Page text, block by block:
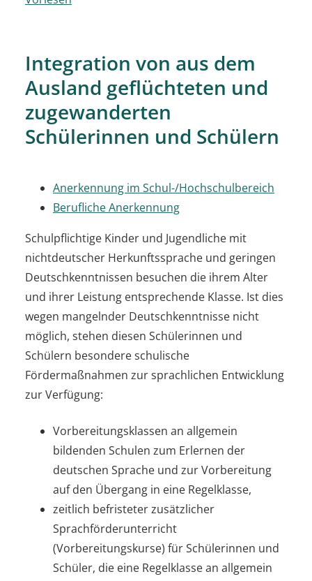
Integration von aus dem
Ausland geflüchteten und
zugewanderten
Schülerinnen und Schülern
Anerkennung im Schul-/Hochschulbereich
Berufliche Anerkennung
Schulpflichtige Kinder und Jugendliche mit
nichtdeutscher Herkunftssprache und geringen
Deutschkenntnissen besuchen die ihrem Alter
und ihrer Leistung entsprechende Klasse. Ist dies
wegen mangelnder Deutschkenntnisse nicht
möglich, stehen diesen Schülerinnen und
Schülern besondere schulische
Fördermaßnahmen zur sprachlichen Entwicklung
zur Verfügung:
Vorbereitungsklassen an allgemein
bildenden Schulen zum Erlernen der
deutschen Sprache und zur Vorbereitung
auf den Übergang in eine Regelklasse,
zeitlich befristeter zusätzlicher
Sprachförderunterricht
(Vorbereitungskurse) für Schülerinnen und
Schüler, die eine Regelklasse an allgemein